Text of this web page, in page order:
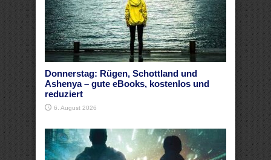
Donnerstag: Rügen, Schottland und
Ashenya – gute eBooks, kostenlos und
reduziert
6. August 2026